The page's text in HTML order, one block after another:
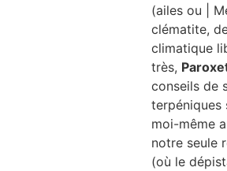
(ailes ou |
clématite,
climatique
très,
conseils de
terpéniques
moi-même
notre seule
(où le